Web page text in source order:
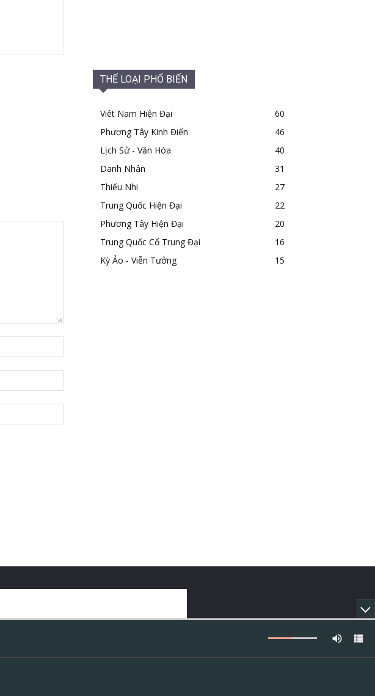
THỂ LOẠI PHỔ BIẾN
Viêt Nam Hiện Đại
60
Phương Tây Kinh Điển
46
Lịch Sử - Văn Hóa
40
Danh Nhân
31
Thiếu Nhi
27
Trung Quốc Hiện Đại
22
Phương Tây Hiện Đại
20
Trung Quốc Cổ Trung Đại
16
Kỳ Ảo - Viễn Tưởng
15